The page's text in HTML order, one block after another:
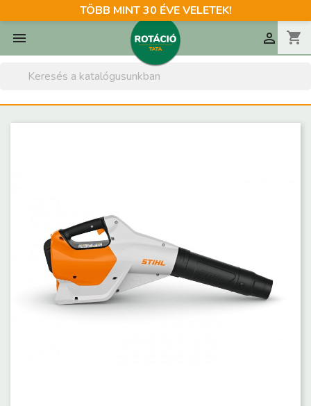
TÖBB MINT 30 ÉVE VELETEK!
 shopping_cart
